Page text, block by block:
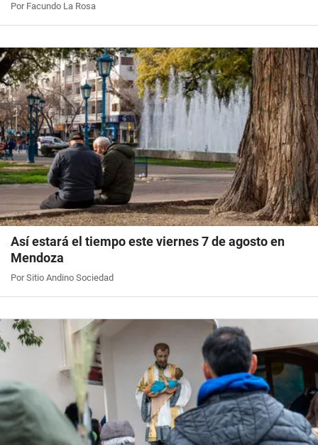
Por Facundo La Rosa
Así estará el tiempo este viernes 7 de agosto en
Mendoza
Por Sitio Andino Sociedad